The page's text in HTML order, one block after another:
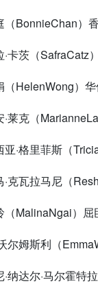
（BonnieChan）
卡茨（SafraCatz
（HelenWong）
莱克（
·格里菲斯（
克瓦拉马尼（
（MalinaNgai）屈
尔姆斯利（
纳达尔·马尔霍特